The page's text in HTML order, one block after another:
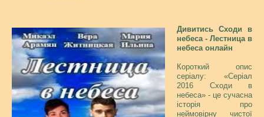
Дивитись Сходи в
небеса - Лестница в
небеса онлайн
Короткий опис
серіалу: «Серіал
2016 Сходи в
небеса» - це сучасна
історія про
неймовірну чистої